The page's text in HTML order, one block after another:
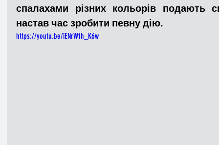
Війна Розмінування Добровільна
спалахами різних кольорів подають
настав час зробити певну дію.
https://youtu.be/iENrW1h_K6w